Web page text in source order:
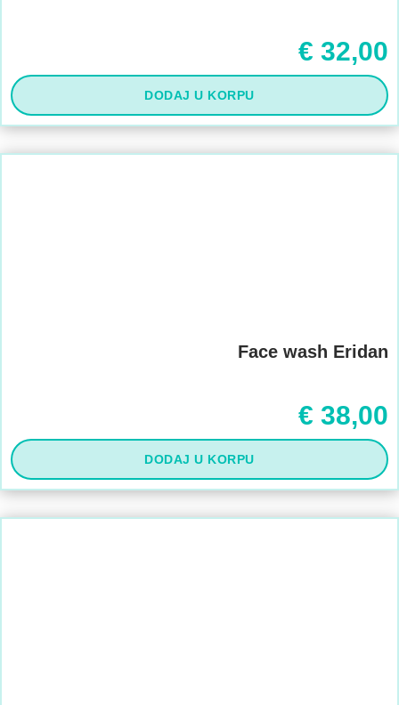
€ 32,00
DODAJ U KORPU
Face wash Eridan
€ 38,00
DODAJ U KORPU